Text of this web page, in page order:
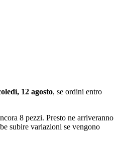
12 agosto, se ordini entro
8 pezzi. Presto ne arriveranno
subire variazioni se vengono